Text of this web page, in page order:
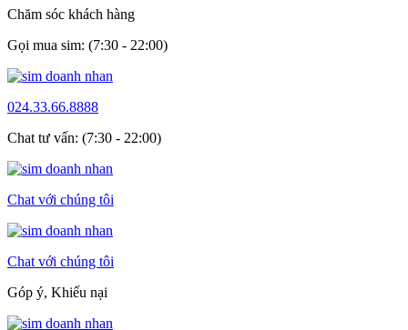
Chăm sóc khách hàng
Gọi mua sim: (7:30 - 22:00)
024.33.66.8888
Chat tư vấn: (7:30 - 22:00)
Chat với chúng tôi
Chat với chúng tôi
Góp ý, Khiếu nại